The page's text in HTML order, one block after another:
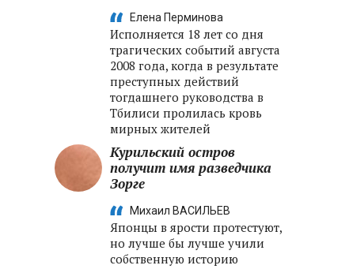
Елена Перминова
Исполняется 18 лет со дня
трагических событий августа
2008 года, когда в результате
преступных действий
тогдашнего руководства в
Тбилиси пролилась кровь
мирных жителей
Курильский остров
получит имя разведчика
Зорге
Михаил ВАСИЛЬЕВ
Японцы в ярости протестуют,
но лучше бы лучше учили
собственную историю